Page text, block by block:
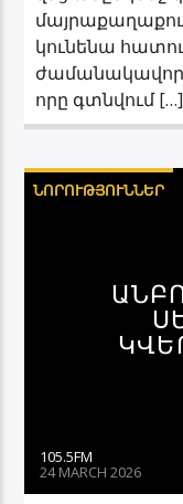
կունենա
ժամանակավոր
որը գտնվում […]
ՆՈՐՈՒԹՅՈՒՆՆԵՐ
105.5FM
24 MARCH 2026